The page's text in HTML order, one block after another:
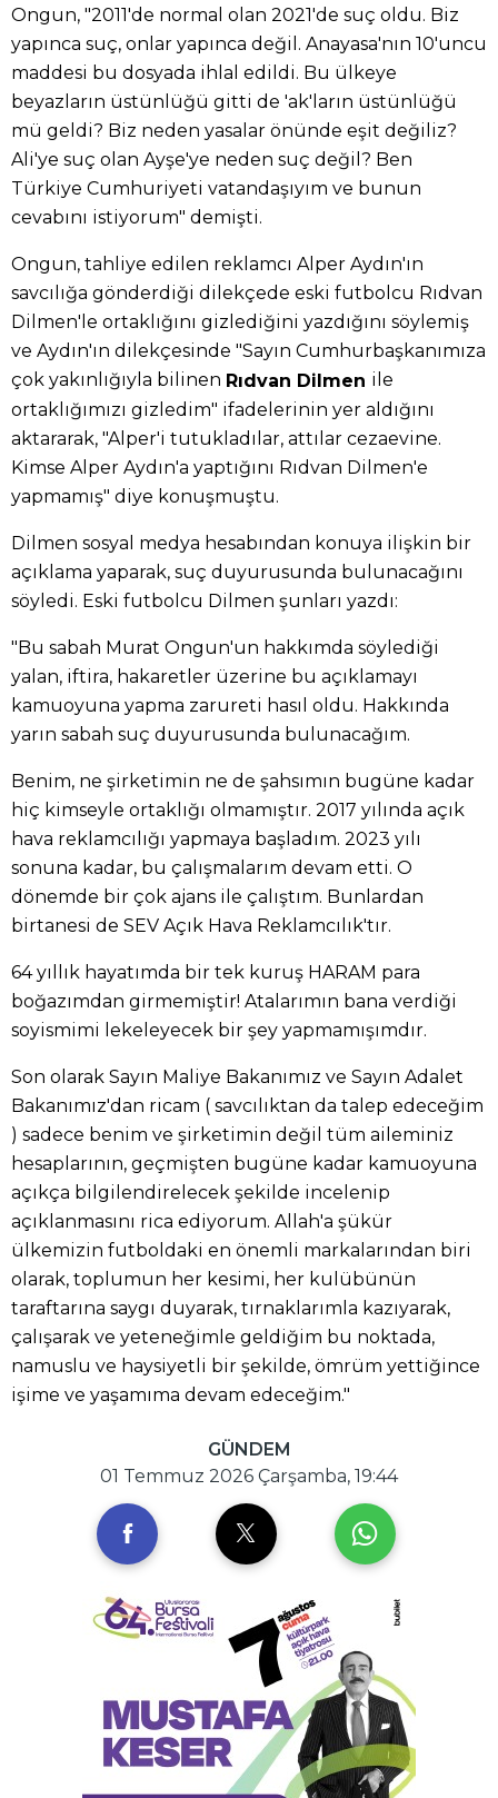
Ongun, "2011'de normal olan 2021'de suç oldu. Biz
yapınca suç, onlar yapınca değil. Anayasa'nın 10'uncu
maddesi bu dosyada ihlal edildi. Bu ülkeye
beyazların üstünlüğü gitti de 'ak'ların üstünlüğü
mü geldi? Biz neden yasalar önünde eşit değiliz?
Ali'ye suç olan Ayşe'ye neden suç değil? Ben
Türkiye Cumhuriyeti vatandaşıyım ve bunun
cevabını istiyorum" demişti.
Ongun, tahliye edilen reklamcı Alper Aydın'ın
savcılığa gönderdiği dilekçede eski futbolcu Rıdvan
Dilmen'le ortaklığını gizlediğini yazdığını söylemiş
ve Aydın'ın dilekçesinde "Sayın Cumhurbaşkanımıza
çok yakınlığıyla bilinen Rıdvan Dilmen ile
ortaklığımızı gizledim" ifadelerinin yer aldığını
aktararak, "Alper'i tutukladılar, attılar cezaevine.
Kimse Alper Aydın'a yaptığını Rıdvan Dilmen'e
yapmamış" diye konuşmuştu.
Dilmen sosyal medya hesabından konuya ilişkin bir
açıklama yaparak, suç duyurusunda bulunacağını
söyledi. Eski futbolcu Dilmen şunları yazdı:
"Bu sabah Murat Ongun'un hakkımda söylediği
yalan, iftira, hakaretler üzerine bu açıklamayı
kamuoyuna yapma zarureti hasıl oldu. Hakkında
yarın sabah suç duyurusunda bulunacağım.
Benim, ne şirketimin ne de şahsımın bugüne kadar
hiç kimseyle ortaklığı olmamıştır. 2017 yılında açık
hava reklamcılığı yapmaya başladım. 2023 yılı
sonuna kadar, bu çalışmalarım devam etti. O
dönemde bir çok ajans ile çalıştım. Bunlardan
birtanesi de SEV Açık Hava Reklamcılık'tır.
64 yıllık hayatımda bir tek kuruş HARAM para
boğazımdan girmemiştir! Atalarımın bana verdiği
soyismimi lekeleyecek bir şey yapmamışımdır.
Son olarak Sayın Maliye Bakanımız ve Sayın Adalet
Bakanımız'dan ricam ( savcılıktan da talep edeceğim
) sadece benim ve şirketimin değil tüm aileminiz
hesaplarının, geçmişten bugüne kadar kamuoyuna
açıkça bilgilendirelecek şekilde incelenip
açıklanmasını rica ediyorum. Allah'a şükür
ülkemizin futboldaki en önemli markalarından biri
olarak, toplumun her kesimi, her kulübünün
taraftarına saygı duyarak, tırnaklarımla kazıyarak,
çalışarak ve yeteneğimle geldiğim bu noktada,
namuslu ve haysiyetli bir şekilde, ömrüm yettiğince
işime ve yaşamıma devam edeceğim."
GÜNDEM
01 Temmuz 2026 Çarşamba, 19:44